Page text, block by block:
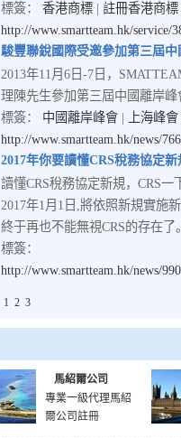
標簽：香港商標 |註冊香港商標
http://www.smartteam.hk/service/
駿豐聯銳國際受邀參加第三屆
2013年11月6日-7日，
理陳先生參加第三屆中國離岸峰
標簽： 中國離岸峰會 |
上海峰會
http://www.smartteam.hk/news/
2017年你要讀懂CRS稅務協定新
讀懂CRS稅務協定新規，CRS
2017年1月1日,將依照新規實施
終于再也不能無視CRS的存在了
標簽：
http://www.smartteam.hk/news/
1 2 3
馬紹爾公司
專業一級代理馬紹
爾公司註冊